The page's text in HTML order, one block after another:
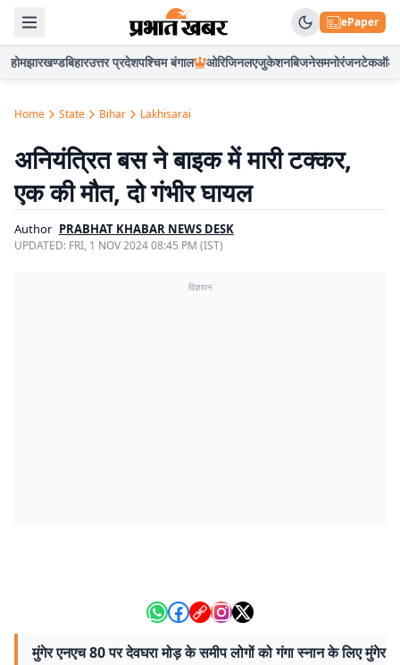
ePaper
होमझारखण्डबिहारउत्तर प्रदेशपश्चिम बंगाल ओरिजिनलएजुकेशनबिजनेसमनोरंजनटेकऑटो
Home State Bihar Lakhisarai
अनियंत्रित बस ने बाइक में मारी टक्कर,
एक की मौत, दो गंभीर घायल
Author PRABHAT KHABAR NEWS DESK
UPDATED: FRI, 1 NOV 2024 08:45 PM (IST)
विज्ञापन
मुंगेर एनएच 80 पर देवघरा मोड़ के समीप लोगों को गंगा स्नान के लिए मुंगेर